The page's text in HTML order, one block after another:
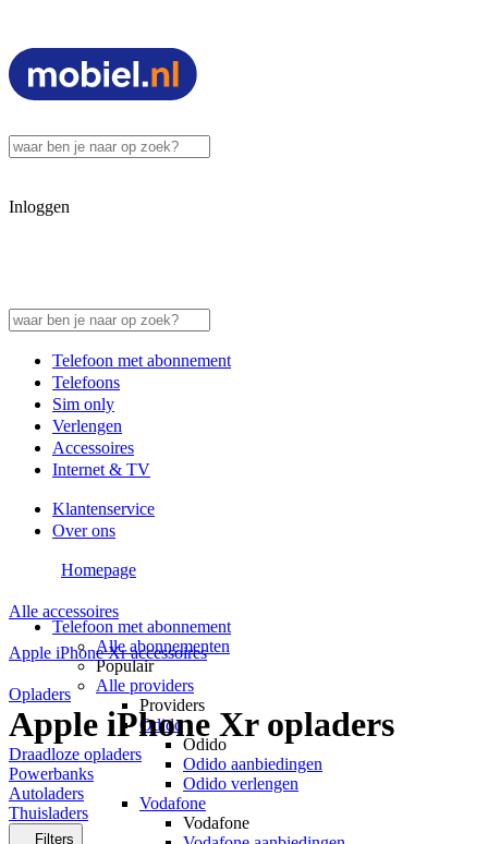
Inloggen
Telefoon met abonnement
Telefoons
Sim only
Verlengen
Accessoires
Internet & TV
Klantenservice
Over ons
Telefoon met abonnement
Alle abonnementen
Populair
Alle providers
Providers
Odido
Odido
Odido aanbiedingen
Odido verlengen
Vodafone
Vodafone
Homepage
Alle accessoires
Apple iPhone Xr accessoires
Opladers
Apple iPhone Xr opladers
Draadloze opladers
Powerbanks
Autoladers
Thuisladers
Filters